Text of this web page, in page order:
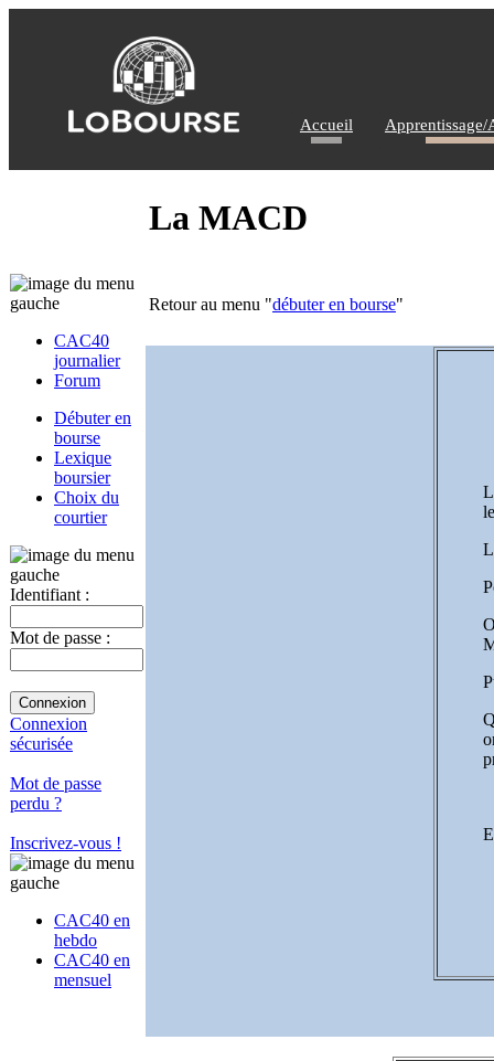
Accueil
CAC40
journalier
Forum
Débuter en
bourse
Lexique
boursier
Choix du
courtier
Identifiant :
Mot de passe :
Connexion
sécurisée
Mot de passe
perdu ?
Inscrivez-vous !
CAC40 en
hebdo
CAC40 en
mensuel
La MACD
Retour au menu "débuter en bourse"